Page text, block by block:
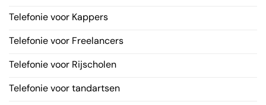
Telefonie voor Kappers
Telefonie voor Freelancers
Telefonie voor Rijscholen
Telefonie voor tandartsen